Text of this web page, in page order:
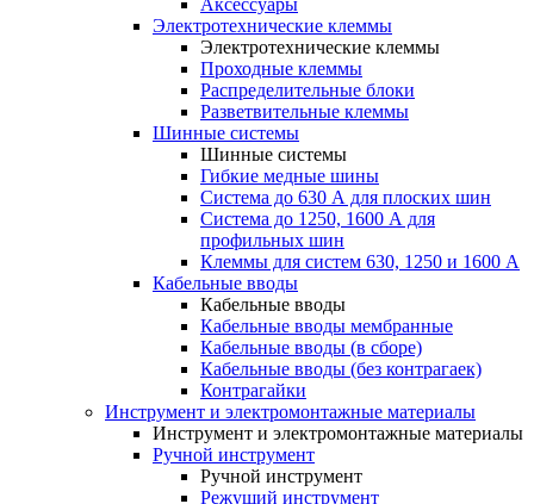
Аксессуары
Электротехнические клеммы
Электротехнические клеммы
Проходные клеммы
Распределительные блоки
Разветвительные клеммы
Шинные системы
Шинные системы
Гибкие медные шины
Система до 630 А для плоских шин
Система до 1250, 1600 А для
профильных шин
Клеммы для систем 630, 1250 и 1600 А
Кабельные вводы
Кабельные вводы
Кабельные вводы мембранные
Кабельные вводы (в сборе)
Кабельные вводы (без контрагаек)
Контрагайки
Инструмент и электромонтажные материалы
Инструмент и электромонтажные материалы
Ручной инструмент
Ручной инструмент
Режущий инструмент